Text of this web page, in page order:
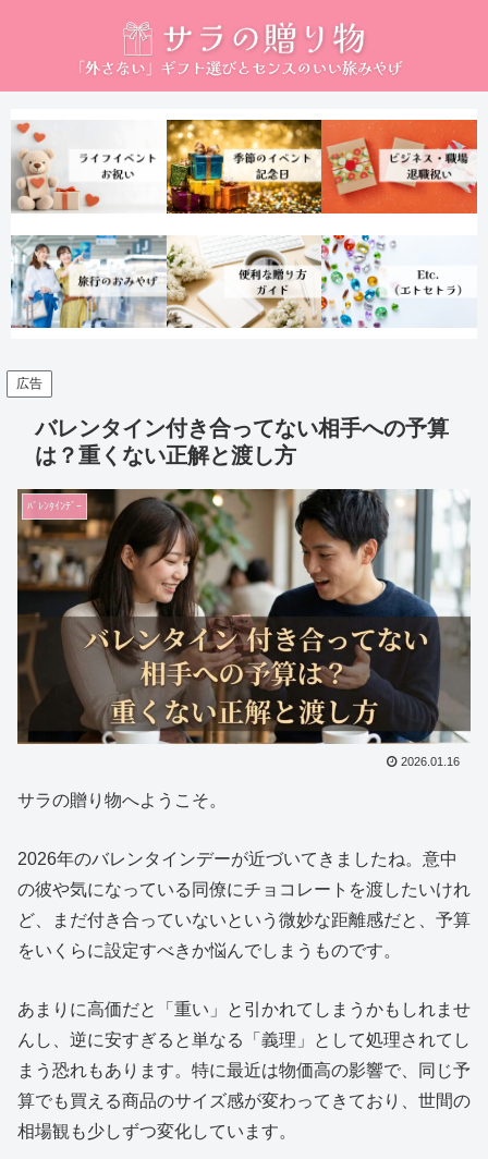
広告
バレンタイン付き合ってない相手への予算
は？重くない正解と渡し方
ﾊﾞﾚﾝﾀｲﾝﾃﾞｰ
2026.01.16
サラの贈り物へようこそ。
2026年のバレンタインデーが近づいてきましたね。意中
の彼や気になっている同僚にチョコレートを渡したいけれ
ど、まだ付き合っていないという微妙な距離感だと、予算
をいくらに設定すべきか悩んでしまうものです。
あまりに高価だと「重い」と引かれてしまうかもしれませ
んし、逆に安すぎると単なる「義理」として処理されてし
まう恐れもあります。特に最近は物価高の影響で、同じ予
算でも買える商品のサイズ感が変わってきており、世間の
相場観も少しずつ変化しています。